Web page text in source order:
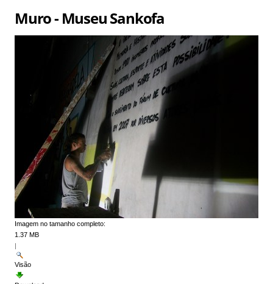
Muro - Museu Sankofa
Imagem no tamanho completo:
1.37 MB
|
Visão